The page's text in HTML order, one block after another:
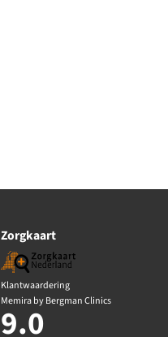
Zorgkaart
Klantwaardering
Memira by Bergman Clinics
9.0